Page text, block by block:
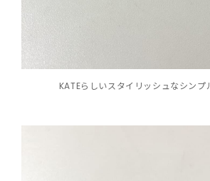
KATEらしいスタイリッシュなシンプ